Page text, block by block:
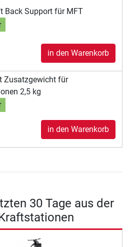
Back Support für MFT
in den Warenkorb
Zusatzgewicht für
2,5 kg
in den Warenkorb
30 Tage aus der